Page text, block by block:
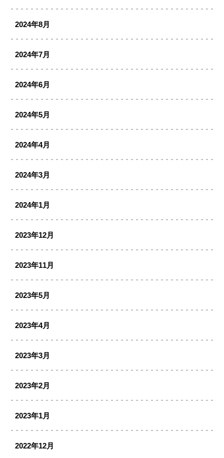
2024年8月
2024年7月
2024年6月
2024年5月
2024年4月
2024年3月
2024年1月
2023年12月
2023年11月
2023年5月
2023年4月
2023年3月
2023年2月
2023年1月
2022年12月